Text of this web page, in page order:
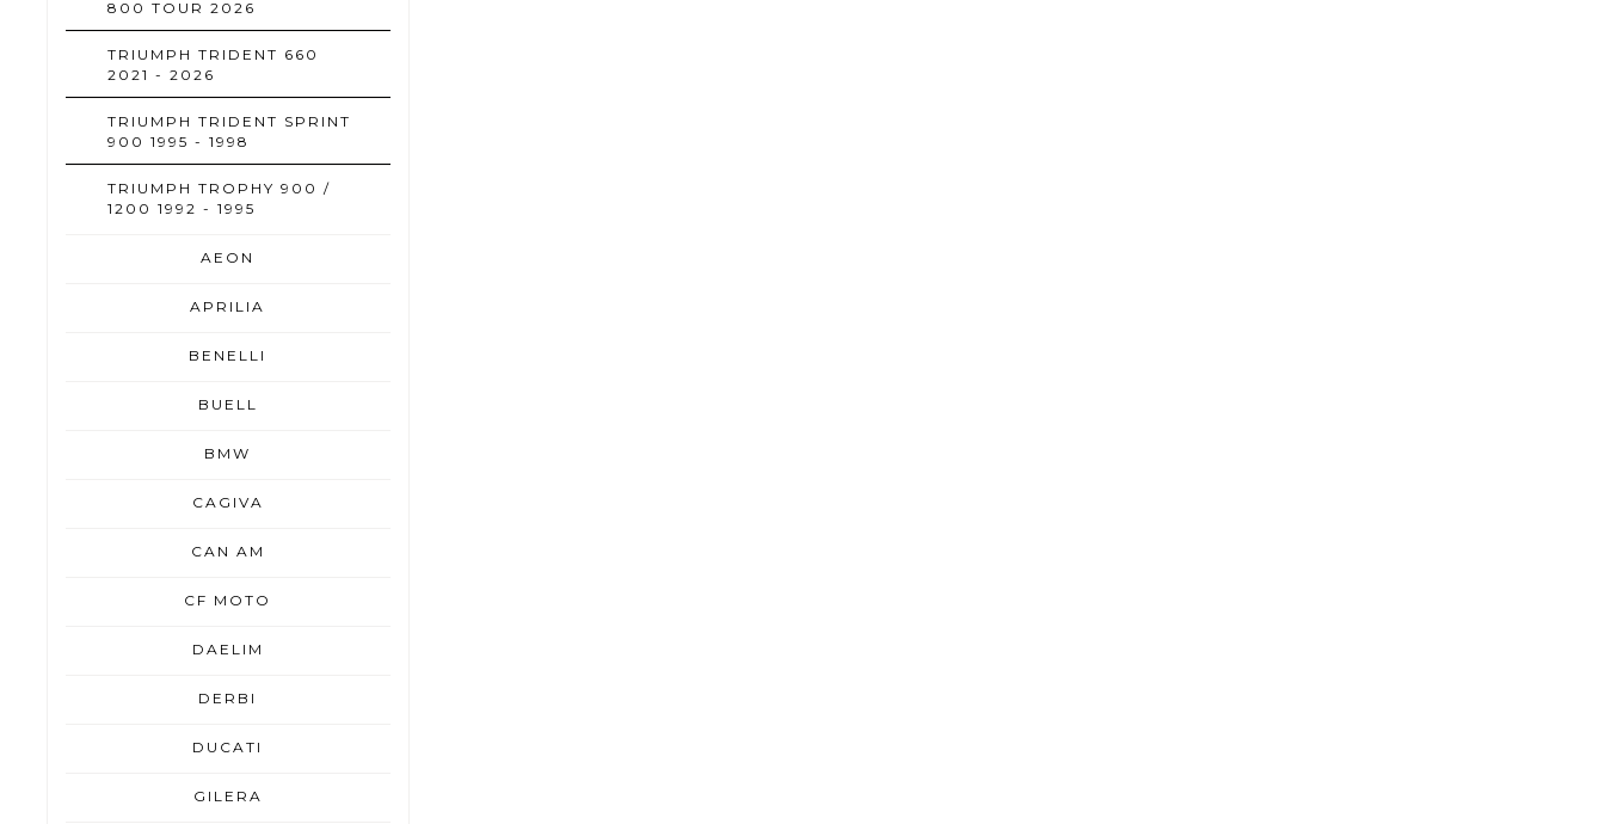
800 TOUR 2026
TRIUMPH TRIDENT 660
2021 - 2026
TRIUMPH TRIDENT SPRINT
900 1995 - 1998
TRIUMPH TROPHY 900 /
1200 1992 - 1995
AEON
APRILIA
BENELLI
BUELL
BMW
CAGIVA
CAN AM
CF MOTO
DAELIM
DERBI
DUCATI
GILERA